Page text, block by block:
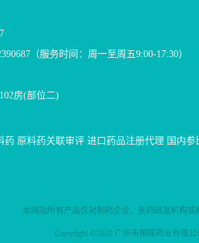
（服务时间：周一至周五9:00-17:30）
房(部位二)
药 原料药关联审评 进口药品注册代理 国内参
本网站所有产品仅对制药企业、医药研发机构
Copyright ©2020 广州市桐晖药业有限公